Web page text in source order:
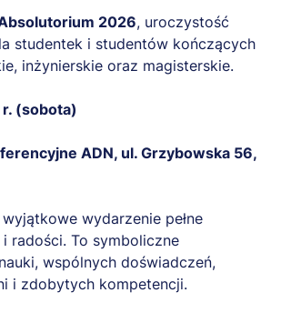
2026, uroczystość
studentek i studentów kończących
inżynierskie oraz magisterskie.
(sobota)
ADN, ul. Grzybowska 56,
wydarzenie pełne
radości. To symboliczne
wspólnych doświadczeń,
i zdobytych kompetencji.